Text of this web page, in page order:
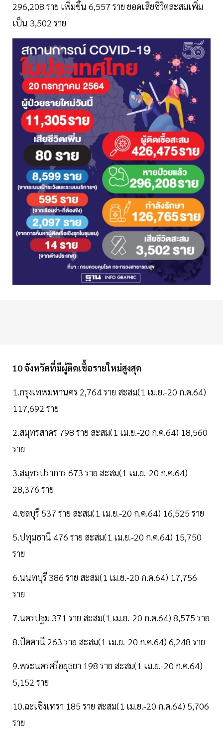
296,208 ราย เพิ่มขึ้น 6,557 ราย ยอดเสียชีวิตสะสมเพิ่ม
เป็น 3,502 ราย
10 จังหวัดที่มีผู้ติดเชื้อรายใหม่สูงสุด
1.กรุงเทพมหานคร 2,764 ราย สะสม(1 เม.ย.-20 ก.ค.64)
117,692 ราย
2.สมุทรสาคร 798 ราย สะสม(1 เม.ย.-20 ก.ค.64) 18,560
ราย
3.สมุทรปราการ 673 ราย สะสม(1 เม.ย.-20 ก.ค.64)
28,376 ราย
4.ชลบุรี 537 ราย สะสม(1 เม.ย.-20 ก.ค.64) 16,525 ราย
5.ปทุมธานี 476 ราย สะสม(1 เม.ย.-20 ก.ค.64) 15,750
ราย
6.นนทบุรี 386 ราย สะสม(1 เม.ย.-20 ก.ค.64) 17,756
ราย
7.นครปฐม 371 ราย สะสม(1 เม.ย.-20 ก.ค.64) 8,575 ราย
8.ปัตตานี 263 ราย สะสม(1 เม.ย.-20 ก.ค.64) 6,248 ราย
9.พระนครศรีอยุธยา 198 ราย สะสม(1 เม.ย.-20 ก.ค.64)
5,152 ราย
10.ฉะเชิงเทรา 185 ราย สะสม(1 เม.ย.-20 ก.ค.64) 5,706
ราย